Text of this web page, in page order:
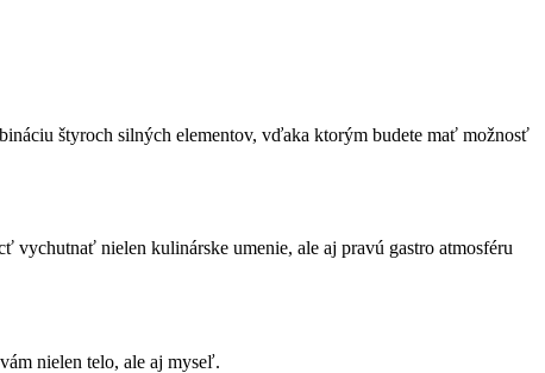
štyroch silných elementov, vďaka ktorým budete mať možnosť
nielen kulinárske umenie, ale aj pravú gastro atmosféru
nielen telo, ale aj myseľ.